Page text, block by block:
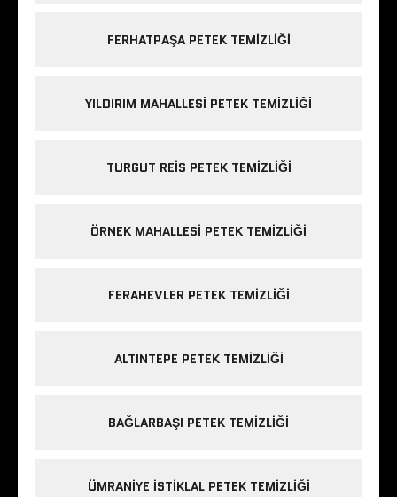
FERHATPAŞA PETEK TEMIZLIĞI
YILDIRIM MAHALLESI PETEK TEMIZLIĞI
TURGUT REIS PETEK TEMIZLIĞI
ÖRNEK MAHALLESI PETEK TEMIZLIĞI
FERAHEVLER PETEK TEMIZLIĞI
ALTINTEPE PETEK TEMIZLIĞI
BAĞLARBAŞI PETEK TEMIZLIĞI
ÜMRANIYE ISTIKLAL PETEK TEMIZLIĞI